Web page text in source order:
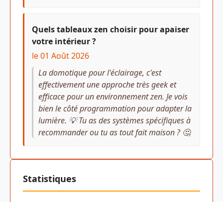
Quels tableaux zen choisir pour apaiser
votre intérieur ?
le 01 Août 2026
La domotique pour l'éclairage, c'est
effectivement une approche très geek et
efficace pour un environnement zen. Je vois
bien le côté programmation pour adapter la
lumière. 💡 Tu as des systèmes spécifiques à
recommander ou tu as tout fait maison ? 🤔
Statistiques